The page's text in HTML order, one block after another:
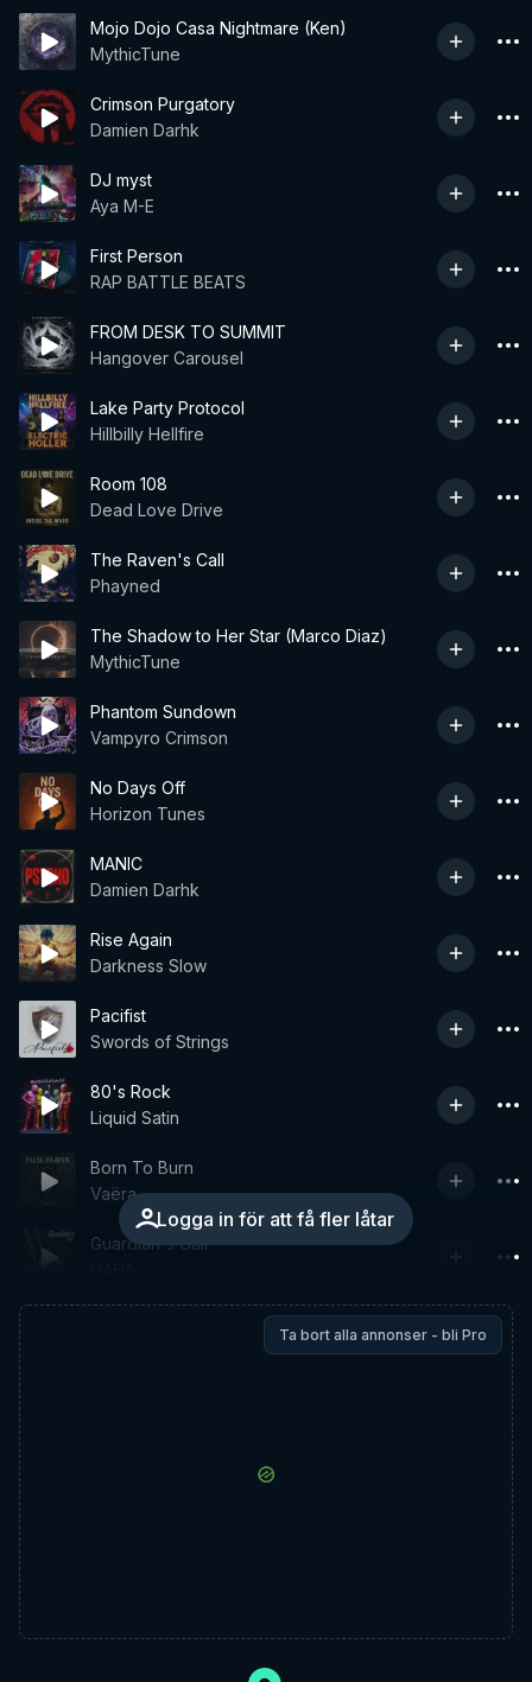
Mojo Dojo Casa Nightmare (Ken)
MythicTune
Crimson Purgatory
Damien Darhk
DJ myst
Aya M-E
First Person
RAP BATTLE BEATS
FROM DESK TO SUMMIT
Hangover Carousel
Lake Party Protocol
Hillbilly Hellfire
Room 108
Dead Love Drive
The Raven's Call
Phayned
The Shadow to Her Star (Marco Diaz)
MythicTune
Phantom Sundown
Vampyro Crimson
No Days Off
Horizon Tunes
MANIC
Damien Darhk
Rise Again
Darkness Slow
Pacifist
Swords of Strings
80's Rock
Liquid Satin
Logga in för att få fler låtar
Born To Burn
Vaëra
Guardian's Call
Ta bort alla annonser - bli Pro